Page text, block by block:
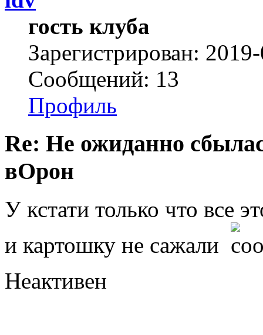
гость клуба
Зарегистрирован:
Сообщений: 13
Профиль
Re: Не ожиданно
вОрон
У кстати только что все
и картошку не сажали
Неактивен